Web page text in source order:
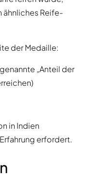
ähnliches Reife-
der Medaille:
„Anteil der
in Indien
erfordert.